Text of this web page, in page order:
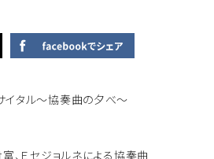
富、Ｅセジョルネによる協奏曲